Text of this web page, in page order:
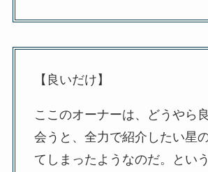
【良いだけ】
ここのオーナーは、どうやら
会うと、全力で紹介したい星
てしまったようなのだ。とい